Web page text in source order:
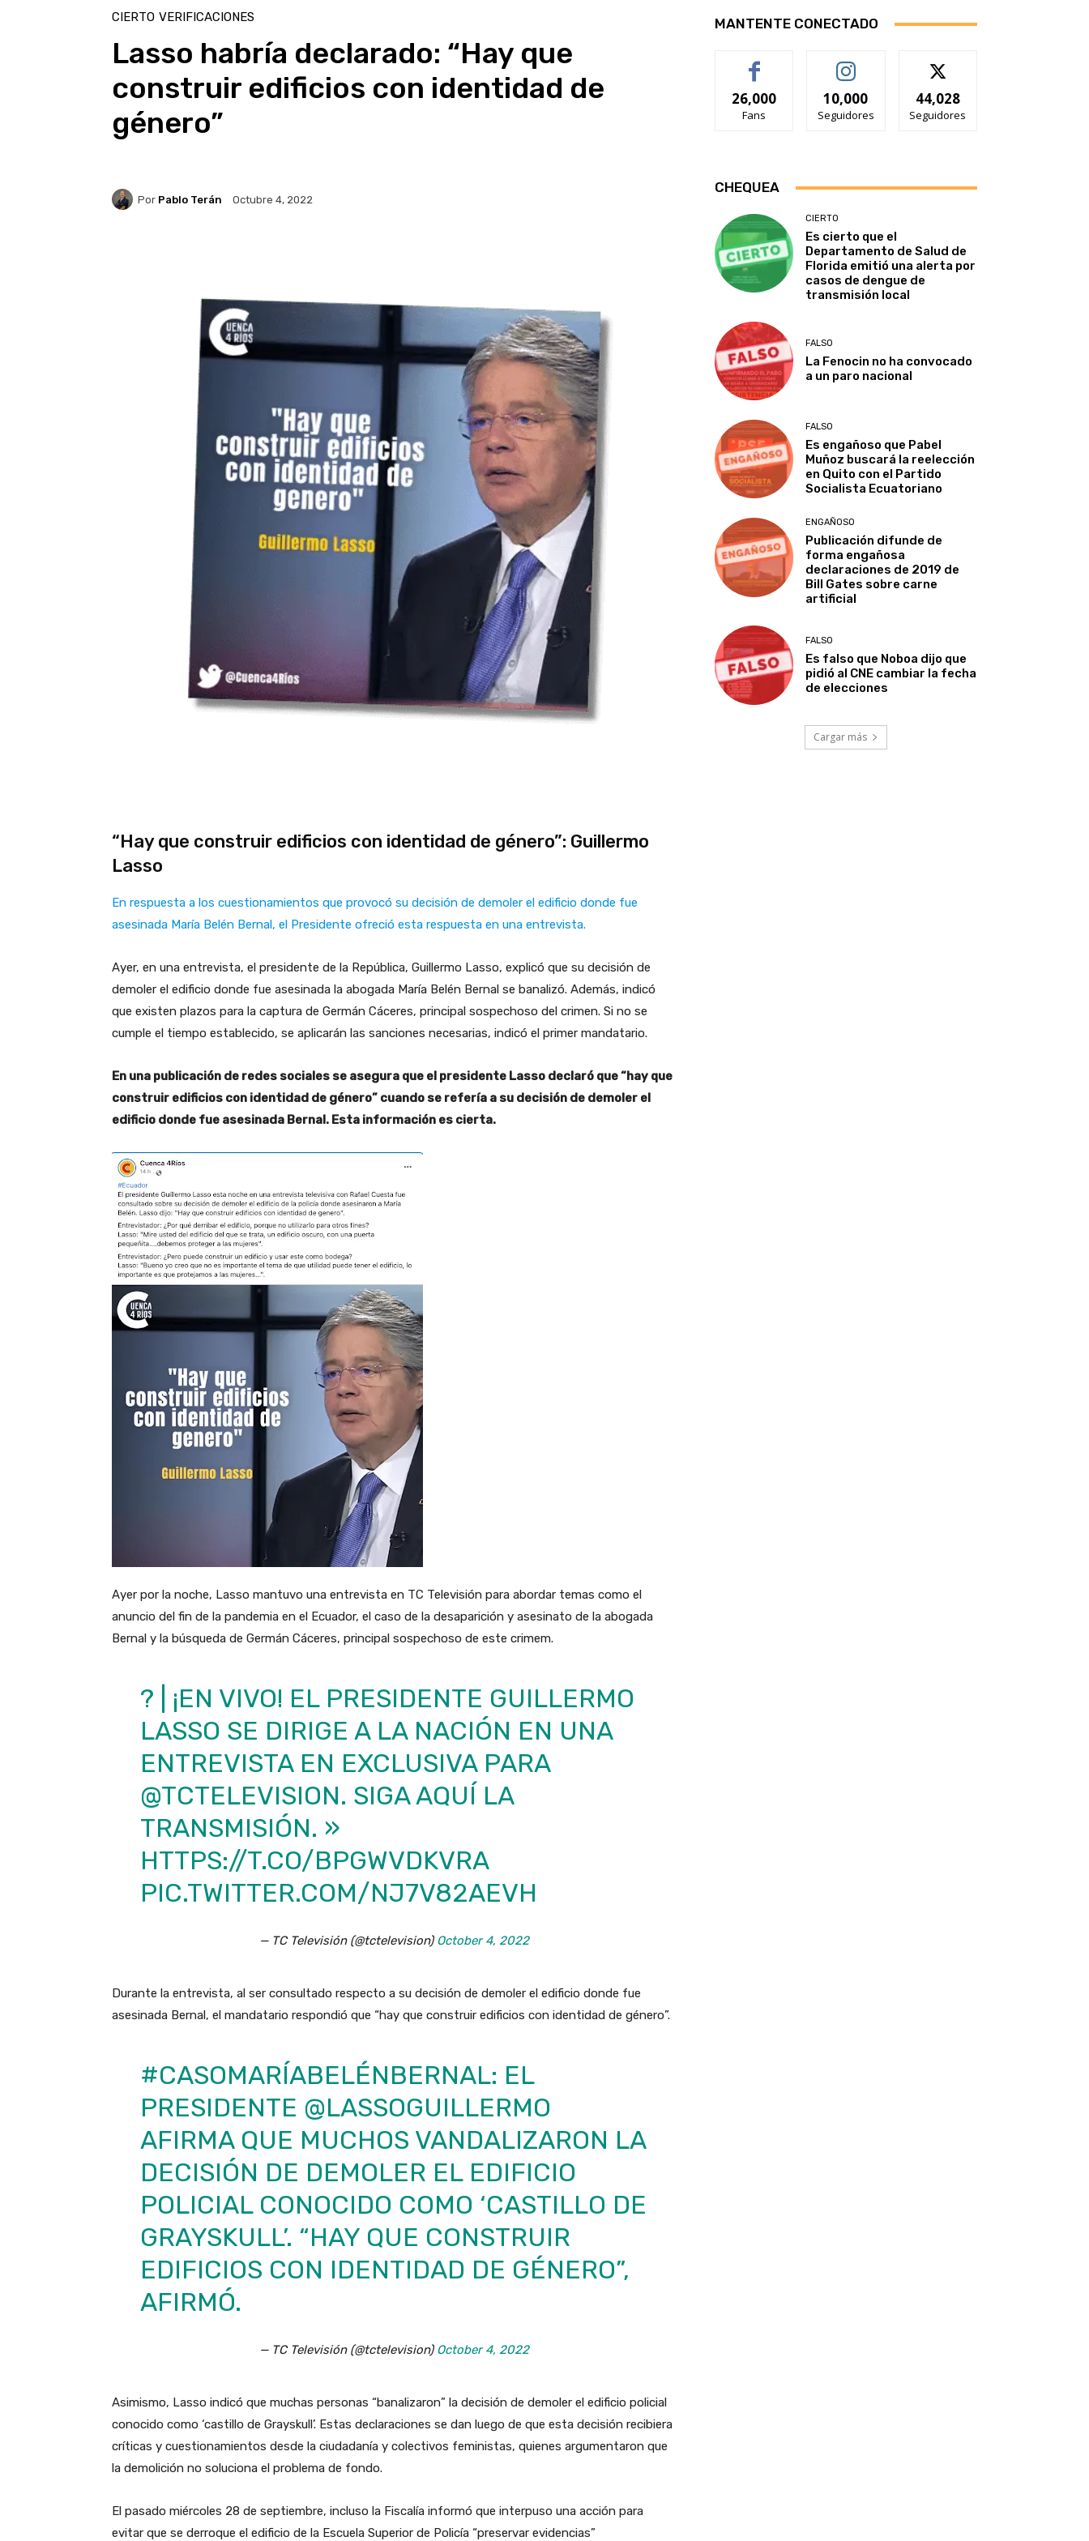
CIERTO VERIFICACIONES
Lasso habría declarado: “Hay que
construir edificios con identidad de
género”
Por Pablo Terán Octubre 4, 2022
“Hay que construir edificios con identidad de género”: Guillermo
Lasso
En respuesta a los cuestionamientos que provocó su decisión de demoler el edificio donde fue
asesinada María Belén Bernal, el Presidente ofreció esta respuesta en una entrevista.
Ayer, en una entrevista, el presidente de la República, Guillermo Lasso, explicó que su decisión de
demoler el edificio donde fue asesinada la abogada María Belén Bernal se banalizó. Además, indicó
que existen plazos para la captura de Germán Cáceres, principal sospechoso del crimen. Si no se
cumple el tiempo establecido, se aplicarán las sanciones necesarias, indicó el primer mandatario.
En una publicación de redes sociales se asegura que el presidente Lasso declaró que “hay que
construir edificios con identidad de género” cuando se refería a su decisión de demoler el
edificio donde fue asesinada Bernal. Esta información es cierta.
Ayer por la noche, Lasso mantuvo una entrevista en TC Televisión para abordar temas como el
anuncio del fin de la pandemia en el Ecuador, el caso de la desaparición y asesinato de la abogada
Bernal y la búsqueda de Germán Cáceres, principal sospechoso de este crimem.
? | ¡EN VIVO! EL PRESIDENTE GUILLERMO
LASSO SE DIRIGE A LA NACIÓN EN UNA
ENTREVISTA EN EXCLUSIVA PARA
@TCTELEVISION. SIGA AQUÍ LA
TRANSMISIÓN. »
HTTPS://T.CO/BPGWVDKVRA
PIC.TWITTER.COM/NJ7V82AEVH
— TC Televisión (@tctelevision) October 4, 2022
Durante la entrevista, al ser consultado respecto a su decisión de demoler el edificio donde fue
asesinada Bernal, el mandatario respondió que “hay que construir edificios con identidad de género”.
#CASOMARÍABELÉNBERNAL: EL
PRESIDENTE @LASSOGUILLERMO
AFIRMA QUE MUCHOS VANDALIZARON LA
DECISIÓN DE DEMOLER EL EDIFICIO
POLICIAL CONOCIDO COMO ‘CASTILLO DE
GRAYSKULL’. “HAY QUE CONSTRUIR
EDIFICIOS CON IDENTIDAD DE GÉNERO”,
AFIRMÓ.
— TC Televisión (@tctelevision) October 4, 2022
Asimismo, Lasso indicó que muchas personas “banalizaron” la decisión de demoler el edificio policial
conocido como ‘castillo de Grayskull’. Estas declaraciones se dan luego de que esta decisión recibiera
críticas y cuestionamientos desde la ciudadanía y colectivos feministas, quienes argumentaron que
la demolición no soluciona el problema de fondo.
El pasado miércoles 28 de septiembre, incluso la Fiscalía informó que interpuso una acción para
evitar que se derroque el edificio de la Escuela Superior de Policía “preservar evidencias”
MANTENTE CONECTADO
26,000
Fans
10,000
Seguidores
44,028
Seguidores
CHEQUEA
CIERTO
Es cierto que el
Departamento de Salud de
Florida emitió una alerta por
casos de dengue de
transmisión local
FALSO
La Fenocin no ha convocado
a un paro nacional
FALSO
Es engañoso que Pabel
Muñoz buscará la reelección
en Quito con el Partido
Socialista Ecuatoriano
ENGAÑOSO
Publicación difunde de
forma engañosa
declaraciones de 2019 de
Bill Gates sobre carne
artificial
FALSO
Es falso que Noboa dijo que
pidió al CNE cambiar la fecha
de elecciones
Cargar más